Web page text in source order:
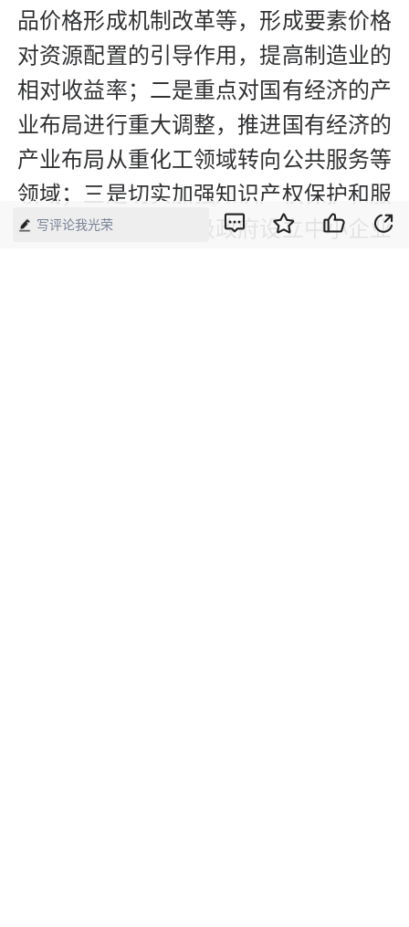
品价格形成机制改革等，形成要素价格
对资源配置的引导作用，提高制造业的
相对收益率；二是重点对国有经济的产
业布局进行重大调整，推进国有经济的
产业布局从重化工领域转向公共服务等
领域；三是切实加强知识产权保护和服
务。建议国家和各级政府设立中小企业
写评论我光荣